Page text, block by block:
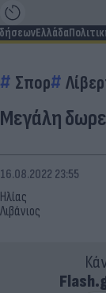
Ελλάδα
Σπορ
Μεγάλη
Ηλίας
Λιβάνιος
16.08.2022 23:55